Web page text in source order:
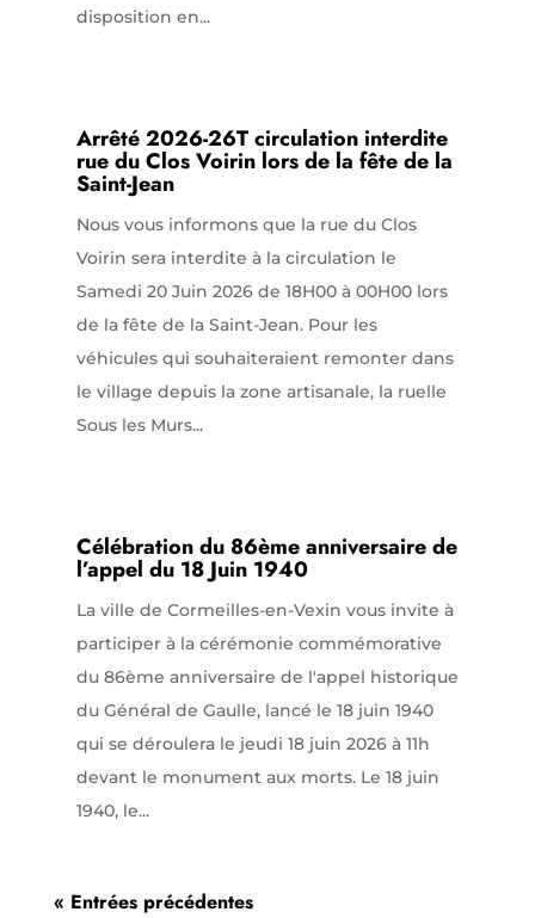
disposition en...
Arrêté 2026-26T circulation interdite
rue du Clos Voirin lors de la fête de la
Saint-Jean
Nous vous informons que la rue du Clos
Voirin sera interdite à la circulation le
Samedi 20 Juin 2026 de 18H00 à 00H00 lors
de la fête de la Saint-Jean. Pour les
véhicules qui souhaiteraient remonter dans
le village depuis la zone artisanale, la ruelle
Sous les Murs...
Célébration du 86ème anniversaire de
l’appel du 18 Juin 1940
La ville de Cormeilles-en-Vexin vous invite à
participer à la cérémonie commémorative
du 86ème anniversaire de l'appel historique
du Général de Gaulle, lancé le 18 juin 1940
qui se déroulera le jeudi 18 juin 2026 à 11h
devant le monument aux morts. Le 18 juin
1940, le...
« Entrées précédentes